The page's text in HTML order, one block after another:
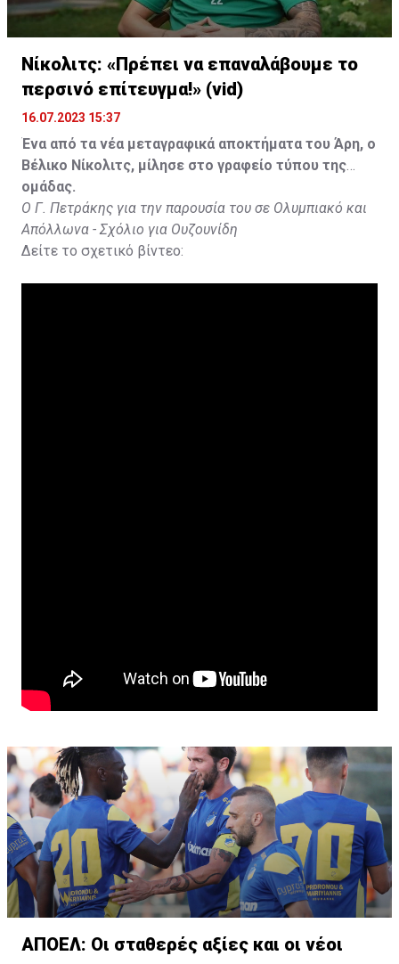
Νίκολιτς: «Πρέπει να επαναλάβουμε το
περσινό επίτευγμα!» (vid)
16.07.2023 15:37
Ένα από τα νέα μεταγραφικά αποκτήματα του Άρη, ο
Βέλικο Νίκολιτς, μίλησε στο γραφείο τύπου της
ομάδας.
Ο Γ. Πετράκης για την παρουσία του σε Ολυμπιακό και
Απόλλωνα - Σχόλιο για Ουζουνίδη
Δείτε το σχετικό βίντεο:
ΑΠΟΕΛ: Οι σταθερές αξίες και οι νέοι